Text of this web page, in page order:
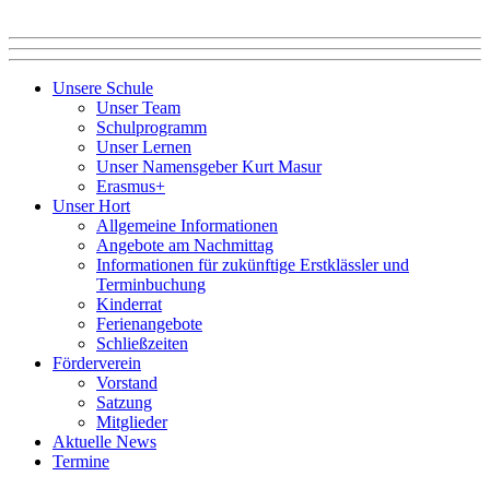
Unsere Schule
Unser Team
Schulprogramm
Unser Lernen
Unser Namensgeber Kurt Masur
Erasmus+
Unser Hort
Allgemeine Informationen
Angebote am Nachmittag
Informationen für zukünftige Erstklässler und
Terminbuchung
Kinderrat
Ferienangebote
Schließzeiten
Förderverein
Vorstand
Satzung
Mitglieder
Aktuelle News
Termine